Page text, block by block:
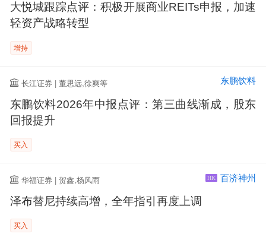
大悦城跟踪点评：积极开展商业REITs申报，加速
轻资产战略转型
增持
长江证券 | 董思远,徐爽等 东鹏饮料
东鹏饮料2026年中报点评：第三曲线渐成，股东
回报提升
买入
华福证券 | 贺鑫,杨风雨 HK 百济神州
泽布替尼持续高增，全年指引再度上调
买入